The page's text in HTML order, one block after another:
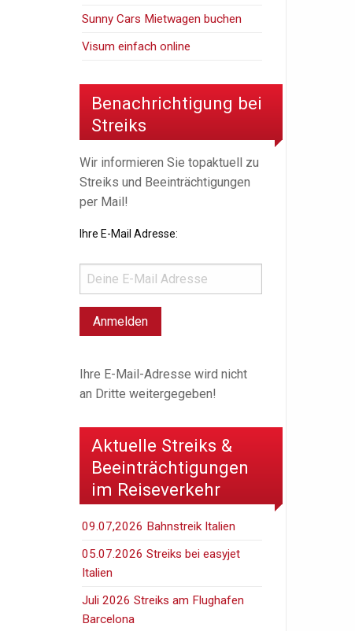
Sunny Cars Mietwagen buchen
Visum einfach online
Benachrichtigung bei
Streiks
Wir informieren Sie topaktuell zu
Streiks und Beeinträchtigungen
per Mail!
Ihre E-Mail Adresse:
Ihre E-Mail-Adresse wird nicht
an Dritte weitergegeben!
Aktuelle Streiks &
Beeinträchtigungen
im Reiseverkehr
09.07,2026 Bahnstreik Italien
05.07.2026 Streiks bei easyjet
Italien
Juli 2026 Streiks am Flughafen
Barcelona